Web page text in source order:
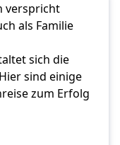
verspricht
als Familie
sich die
zum Erfolg